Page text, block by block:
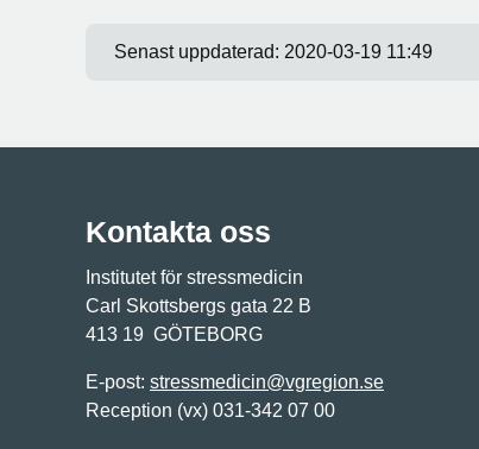
Senast uppdaterad: 2020-03-19 11:49
Kontakta oss
Institutet för stressmedicin
Carl Skottsbergs gata 22 B
413 19 GÖTEBORG
E-post: stressmedicin@vgregion.se
Reception (vx) 031-342 07 00